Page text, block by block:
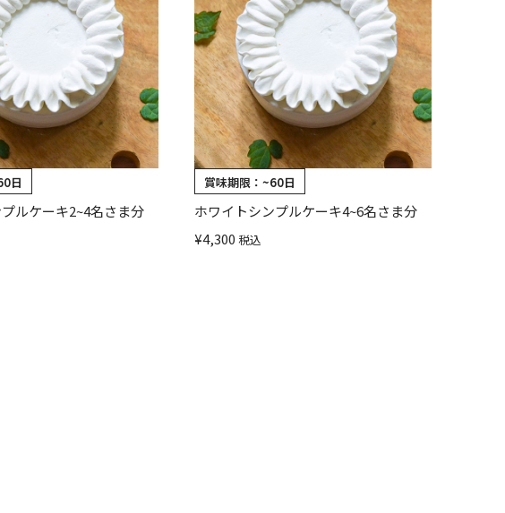
日
ルケーキ2~4名さま分
賞味期限： ~60日
ホワイトシンプルケーキ4~6名さま分
¥4,300 税込